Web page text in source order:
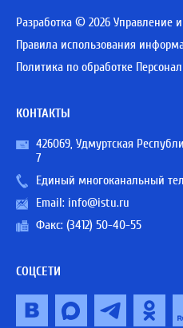
Разработка © 2026 Управление
Правила использования
Политика по обработке
КОНТАКТЫ
426069, Удмуртская
7
Единый многоканальный
Email: info@istu.ru
Факс: (3412) 50-40-55
СОЦСЕТИ